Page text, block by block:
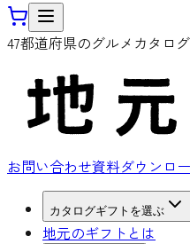
47都道府県のグルメカタロ
お問い合わせ資料ダウンロ
カタログギフトを選ぶ
地元のギフトとは